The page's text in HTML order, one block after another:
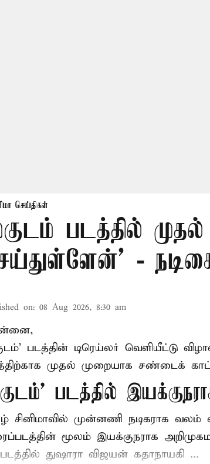
செய்திகள்
படத்தில்
-
on: 08 Aug 2026, 8:30 am
படத்தின் டிரெய்லர் வெளியீட்டு
முதல் முறையாக சண்டைக்
படத்தில்
சினிமாவில் முன்னணி நடிகராக
மூலம் இயக்குநராக
துஷாரா விஜயன் கதாநாயகி ...